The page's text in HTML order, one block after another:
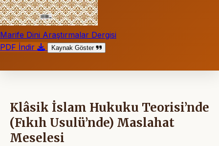
Marife Dini Araştırmalar Dergisi
PDF İndir
Kaynak Göster
Klâsik İslam Hukuku Teorisi’nde
(Fıkıh Usulü’nde) Maslahat
Meselesi